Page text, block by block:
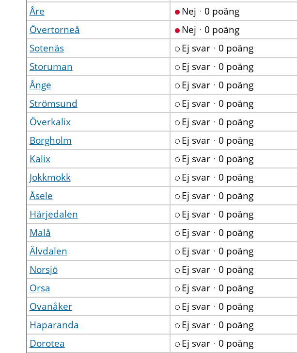
Åre
Nejᆞ0 poäng
Övertorneå
Nejᆞ0 poäng
Sotenäs
Ej svarᆞ0 poäng
Storuman
Ej svarᆞ0 poäng
Ånge
Ej svarᆞ0 poäng
Strömsund
Ej svarᆞ0 poäng
Överkalix
Ej svarᆞ0 poäng
Borgholm
Ej svarᆞ0 poäng
Kalix
Ej svarᆞ0 poäng
Jokkmokk
Ej svarᆞ0 poäng
Åsele
Ej svarᆞ0 poäng
Härjedalen
Ej svarᆞ0 poäng
Malå
Ej svarᆞ0 poäng
Älvdalen
Ej svarᆞ0 poäng
Norsjö
Ej svarᆞ0 poäng
Orsa
Ej svarᆞ0 poäng
Ovanåker
Ej svarᆞ0 poäng
Haparanda
Ej svarᆞ0 poäng
Dorotea
Ej svarᆞ0 poäng